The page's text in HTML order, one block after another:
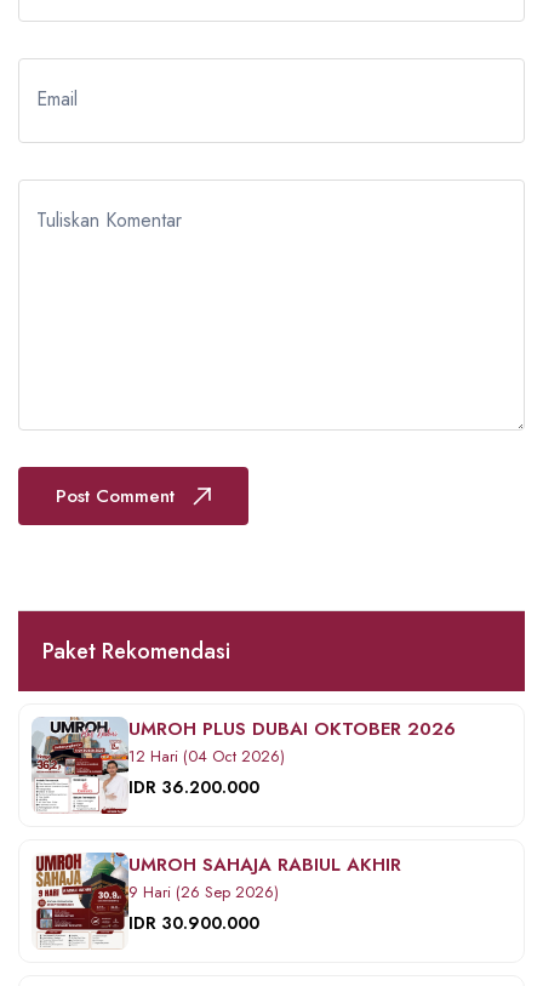
Email
Tuliskan Komentar
Post Comment
Paket Rekomendasi
UMROH PLUS DUBAI OKTOBER 2026
12 Hari (04 Oct 2026)
IDR 36.200.000
UMROH SAHAJA RABIUL AKHIR
9 Hari (26 Sep 2026)
IDR 30.900.000